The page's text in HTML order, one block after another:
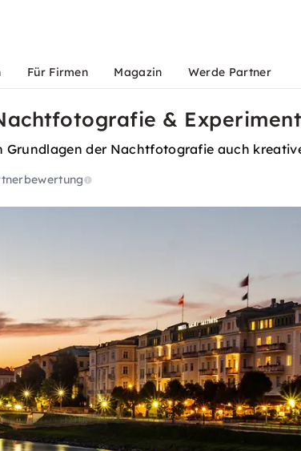
Für Firmen Magazin Werde Partner
&
der Nachtfotografie auch